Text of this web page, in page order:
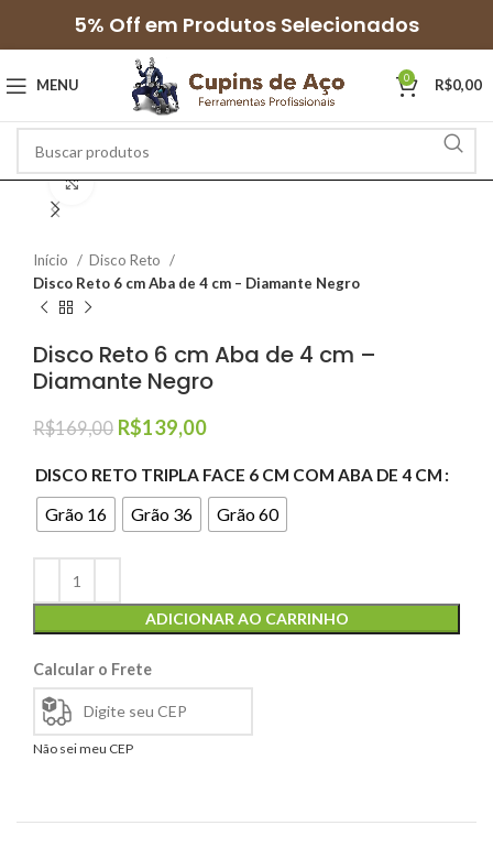
5% Off em Produtos Selecionados
MENU 0 R$0,00
Clique para ampliar
Início
Disco Reto
Disco Reto 6 cm Aba de 4 cm – Diamante Negro
Disco Reto 6 cm Aba de 4 cm –
Diamante Negro
R$169,00 R$139,00
DISCO RETO TRIPLA FACE 6 CM COM ABA DE 4 CM
Grão 16 Grão 36 Grão 60
ADICIONAR AO CARRINHO
Calcular o Frete
Não sei meu CEP